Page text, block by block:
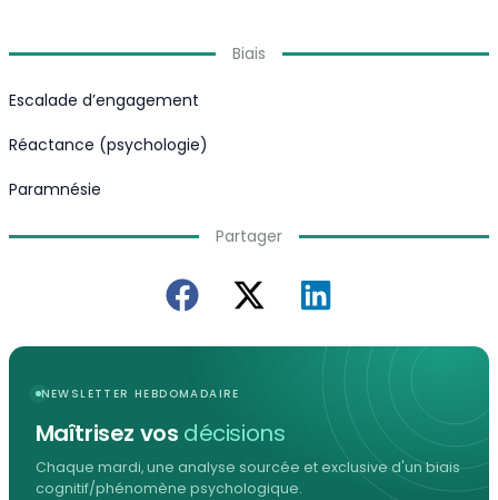
Biais
Escalade d’engagement
Réactance (psychologie)
Paramnésie
Partager
NEWSLETTER HEBDOMADAIRE
Maîtrisez vos décisions
Chaque mardi, une analyse sourcée et exclusive d'un biais
cognitif/phénomène psychologique.